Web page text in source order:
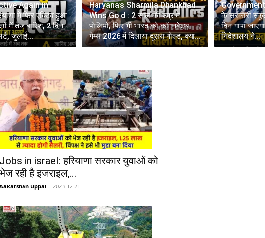
Again in
में फिर एक्टिव हुआ
में तेज बारिश, 2 दिन
जुलाई...
Haryana’s Sharmila Dhankhad
Wins Gold : 2 साल की उम्र में
पोलियो, फिर भी भारत को कॉमनवेल्थ
गेम्स 2026 में दिलाया दूसरा गोल्ड, क्या...
Government
के सरकारी
दिन गाया
निदेशालय ने...
Jobs in israel: हरियाणा सरकार युवाओं को
भेज रही है इजराइल,...
Aakarshan Uppal - 2023-12-21